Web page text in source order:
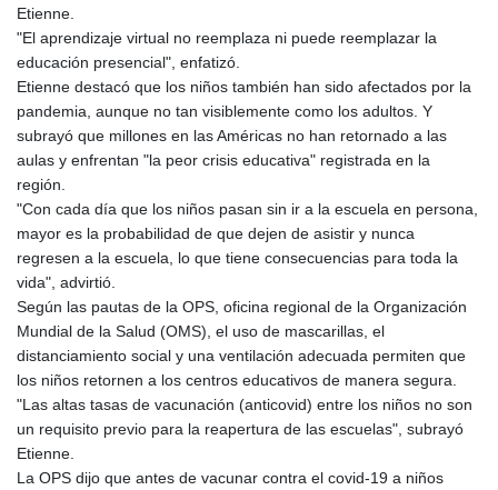
Etienne.
"El aprendizaje virtual no reemplaza ni puede reemplazar la
educación presencial", enfatizó.
Etienne destacó que los niños también han sido afectados por la
pandemia, aunque no tan visiblemente como los adultos. Y
subrayó que millones en las Américas no han retornado a las
aulas y enfrentan "la peor crisis educativa" registrada en la
región.
"Con cada día que los niños pasan sin ir a la escuela en persona,
mayor es la probabilidad de que dejen de asistir y nunca
regresen a la escuela, lo que tiene consecuencias para toda la
vida", advirtió.
Según las pautas de la OPS, oficina regional de la Organización
Mundial de la Salud (OMS), el uso de mascarillas, el
distanciamiento social y una ventilación adecuada permiten que
los niños retornen a los centros educativos de manera segura.
"Las altas tasas de vacunación (anticovid) entre los niños no son
un requisito previo para la reapertura de las escuelas", subrayó
Etienne.
La OPS dijo que antes de vacunar contra el covid-19 a niños